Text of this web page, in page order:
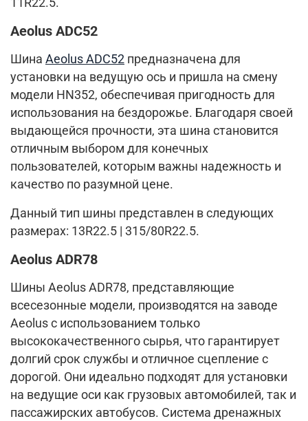
Aeolus ADC52
Шина Aeolus ADC52 предназначена для
установки на ведущую ось и пришла на смену
модели HN352, обеспечивая пригодность для
использования на бездорожье. Благодаря своей
выдающейся прочности, эта шина становится
отличным выбором для конечных
пользователей, которым важны надежность и
качество по разумной цене.
Данный тип шины представлен в следующих
размерах: 13R22.5 | 315/80R22.5.
Aeolus ADR78
Шины Aeolus ADR78, представляющие
всесезонные модели, производятся на заводе
Aeolus с использованием только
высококачественного сырья, что гарантирует
долгий срок службы и отличное сцепление с
дорогой. Они идеально подходят для установки
на ведущие оси как грузовых автомобилей, так и
пассажирских автобусов. Система дренажных